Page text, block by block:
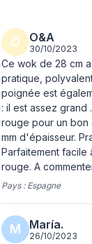
O O&A
30/10/2023
Ce wok de 28 cm
pratique,
poignée est
: il est assez
rouge pour un bon
mm d'épaisseur.
Parfaitement facile
rouge. A
Pays : Espagne
M María.
26/10/2023